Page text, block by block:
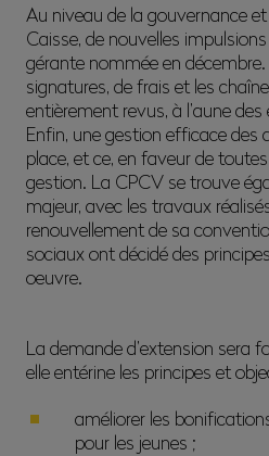
Au niveau de la gouvernance
Caisse, de nouvelles
gérante nommée en
signatures, de frais et les
entièrement revus, à l’aune
Enfin, une gestion efficace des
place, et ce, en faveur de
gestion. La CPCV se trouve
majeur, avec les travaux
renouvellement de sa
sociaux ont décidé des
oeuvre.
La demande d’extension sera
elle entérine les principes et
améliorer les
pour les jeunes ;